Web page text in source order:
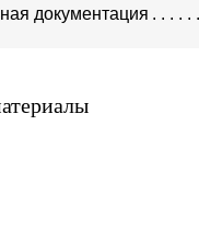
документация